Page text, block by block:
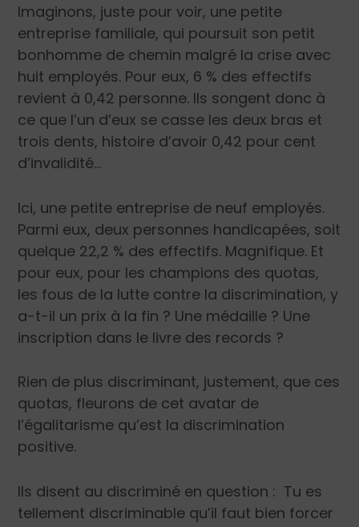
Imaginons, juste pour voir, une petite
entreprise familiale, qui poursuit son petit
bonhomme de chemin malgré la crise avec
huit employés. Pour eux, 6 % des effectifs
revient à 0,42 personne. Ils songent donc à
ce que l’un d’eux se casse les deux bras et
trois dents, histoire d’avoir 0,42 pour cent
d’invalidité…
Ici, une petite entreprise de neuf employés.
Parmi eux, deux personnes handicapées, soit
quelque 22,2 % des effectifs. Magnifique. Et
pour eux, pour les champions des quotas,
les fous de la lutte contre la discrimination, y
a-t-il un prix à la fin ? Une médaille ? Une
inscription dans le livre des records ?
Rien de plus discriminant, justement, que ces
quotas, fleurons de cet avatar de
l’égalitarisme qu’est la discrimination
positive.
Ils disent au discriminé en question : Tu es
tellement discriminable qu’il faut bien forcer